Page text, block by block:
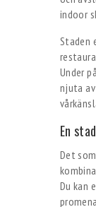
indoor
Staden
Under
njuta
En
Det
Du kan